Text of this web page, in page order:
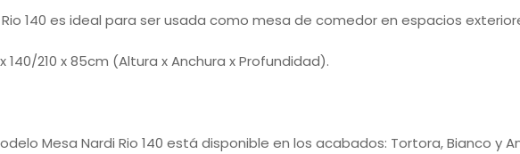
Rio 140 es ideal para ser usada como mesa de comedor en espacios
140/210 x 85cm (Altura x Anchura x Profundidad).
Mesa Nardi Rio 140 está disponible en los acabados: Tortora, Bianco y
mi descuento